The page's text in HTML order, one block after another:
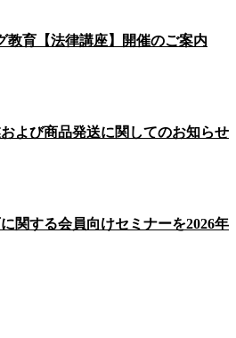
教育【法律講座】開催のご案内
よび商品発送に関してのお知らせ
関する会員向けセミナーを2026年